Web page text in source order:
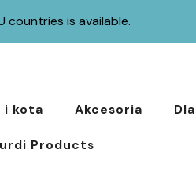
countries is available.
i kota Akcesoria
Products